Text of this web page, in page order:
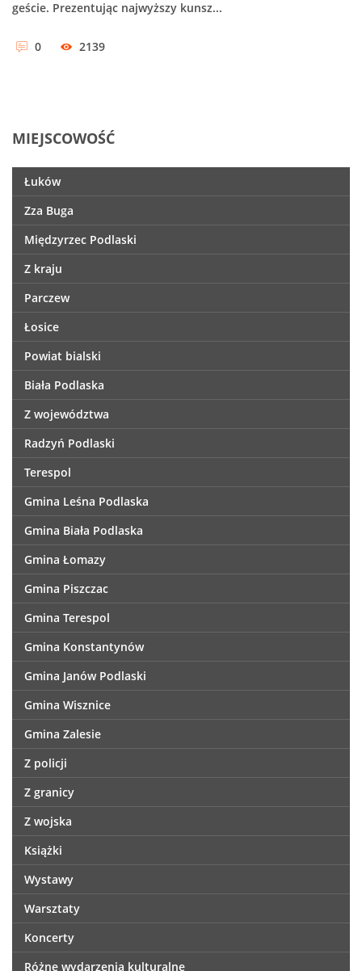
geście. Prezentując najwyższy kunsz...
0 2139
MIEJSCOWOŚĆ
Łuków
Zza Buga
Międzyrzec Podlaski
Z kraju
Parczew
Łosice
Powiat bialski
Biała Podlaska
Z województwa
Radzyń Podlaski
Terespol
Gmina Leśna Podlaska
Gmina Biała Podlaska
Gmina Łomazy
Gmina Piszczac
Gmina Terespol
Gmina Konstantynów
Gmina Janów Podlaski
Gmina Wisznice
Gmina Zalesie
Z policji
Z granicy
Z wojska
Książki
Wystawy
Warsztaty
Koncerty
Różne wydarzenia kulturalne